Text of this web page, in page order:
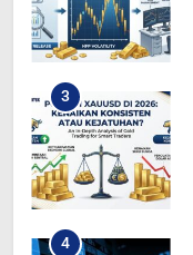
3
4